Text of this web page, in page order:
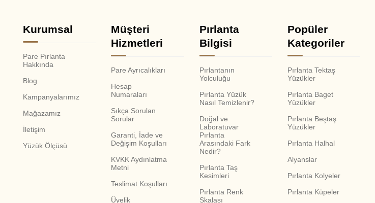
Kurumsal
Pare Pırlanta
Hakkında
Blog
Kampanyalarımız
Mağazamız
İletişim
Yüzük Ölçüsü
Müşteri
Hizmetleri
Pare Ayrıcalıkları
Hesap
Numaraları
Sıkça Sorulan
Sorular
Garanti, İade ve
Değişim Koşulları
KVKK Aydınlatma
Metni
Teslimat Koşulları
Üyelik
Pırlanta
Bilgisi
Pırlantanın
Yolculuğu
Pırlanta Yüzük
Nasıl Temizlenir?
Doğal ve
Laboratuvar
Pırlanta
Arasındaki Fark
Nedir?
Pırlanta Taş
Kesimleri
Pırlanta Renk
Skalası
Popüler
Kategoriler
Pırlanta Tektaş
Yüzükler
Pırlanta Baget
Yüzükler
Pırlanta Beştaş
Yüzükler
Pırlanta Halhal
Alyanslar
Pırlanta Kolyeler
Pırlanta Küpeler